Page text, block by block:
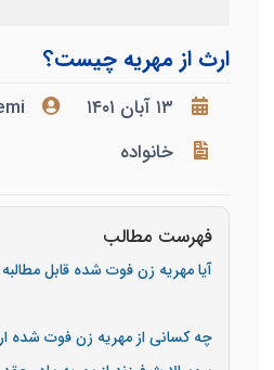
ارث از مهریه چیست؟
۱۳ آبان ۱۴۰۱
خانواده
فهرست مطالب
آیا مهریه زن فوت شده قابل
چه کسانی از مهریه زن فوت شده